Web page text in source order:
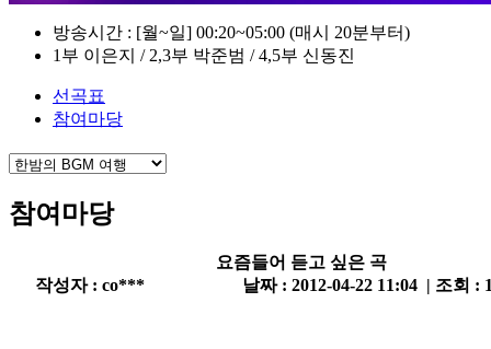
방송시간 : [월~일] 00:20~05:00 (매시 20분부터)
1부 이은지 / 2,3부 박준범 / 4,5부 신동진
선곡표
참여마당
참여마당
요즘들어 듣고 싶은 곡
작성자 : co***
날짜 : 2012-04-22 11:04 | 조회 :